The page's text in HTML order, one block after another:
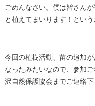
ごめんなさい。僕は皆さん
と植えてまいります！という
今回の植樹活動、苗の追加
なったみたいなので、参加
沢自然保護協会までご連絡下